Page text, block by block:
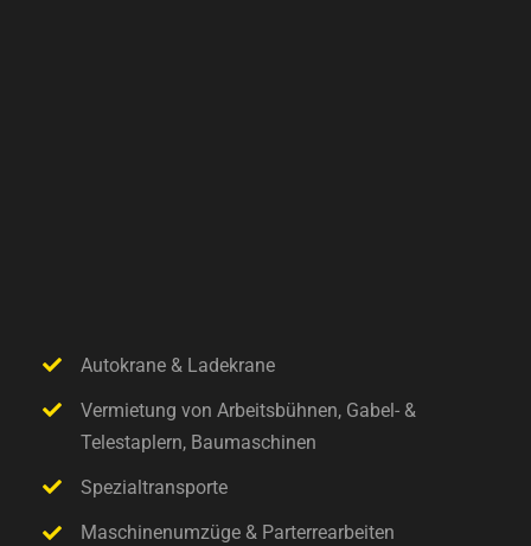
Autokrane & Ladekrane
Vermietung von Arbeitsbühnen, Gabel- &
Telestaplern, Baumaschinen
Spezialtransporte
Maschinenumzüge & Parterrearbeiten